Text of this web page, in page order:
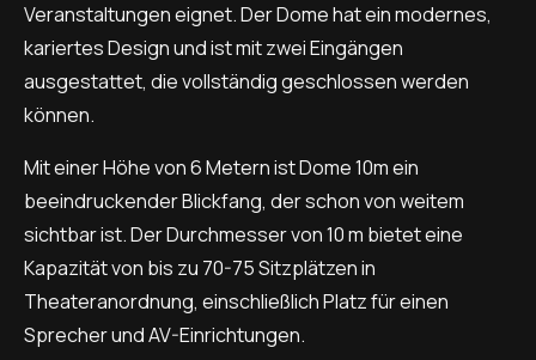
Veranstaltungen eignet. Der Dome hat ein modernes,
kariertes Design und ist mit zwei Eingängen
ausgestattet, die vollständig geschlossen werden
können.
Mit einer Höhe von 6 Metern ist Dome 10m ein
beeindruckender Blickfang, der schon von weitem
sichtbar ist. Der Durchmesser von 10 m bietet eine
Kapazität von bis zu 70-75 Sitzplätzen in
Theateranordnung, einschließlich Platz für einen
Sprecher und AV-Einrichtungen.